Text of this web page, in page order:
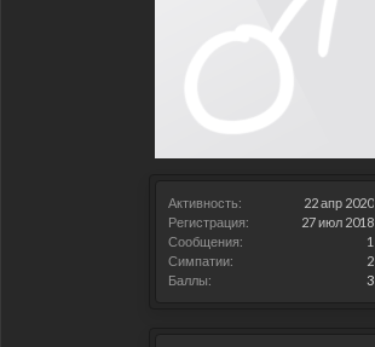
Активность:
22 апр 2020
Регистрация:
27 июл 2018
Сообщения:
1
Симпатии:
2
Баллы:
3